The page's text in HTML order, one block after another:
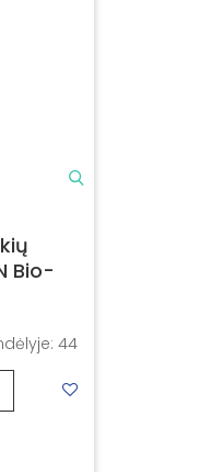
Bio-
44